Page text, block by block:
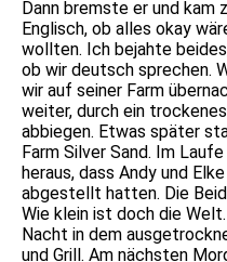
Dann bremste er und kam
Englisch, ob alles okay
wollten. Ich bejahte
ob wir deutsch sprechen.
wir auf seiner Farm
weiter, durch ein
abbiegen. Etwas später
Farm Silver Sand. Im
heraus, dass Andy und
abgestellt hatten. Die
Wie klein ist doch die
Nacht in dem
und Grill. Am nächsten